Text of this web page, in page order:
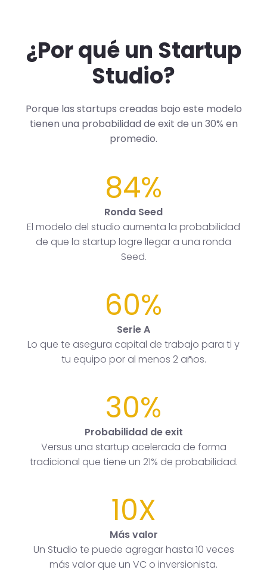
¿Por qué un Startup
Studio?
Porque las startups creadas bajo este modelo
tienen una probabilidad de exit de un 30% en
promedio.
84%
Ronda Seed
El modelo del studio aumenta la probabilidad
de que la startup logre llegar a una ronda
Seed.
60%
Serie A
Lo que te asegura capital de trabajo para ti y
tu equipo por al menos 2 años.
30%
Probabilidad de exit
Versus una startup acelerada de forma
tradicional que tiene un 21% de probabilidad.
10X
Más valor
Un Studio te puede agregar hasta 10 veces
más valor que un VC o inversionista.